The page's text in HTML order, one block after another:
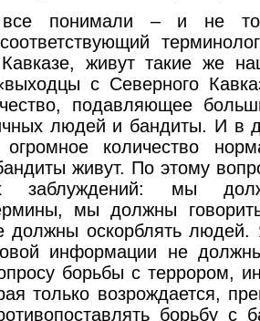
понимали – и не
живут такие же
с Северного
подавляющее
людей и бандиты. И в
количество
живут. По этому
заблуждений: мы
мы должны
должны оскорблять
информации не
борьбы с террором,
только возрождается,
борьбу с